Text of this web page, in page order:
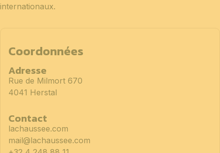
internationaux.
Coordonnées
Adresse
Rue de Milmort 670
4041 Herstal
Contact
lachaussee.com
mail@lachaussee.com